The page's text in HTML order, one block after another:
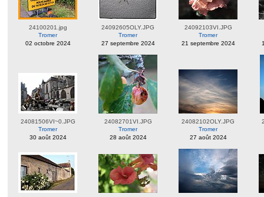
24100201.jpg
Tromer
02 octobre 2024
24092605OLY.JPG
Tromer
27 septembre 2024
24092103VI.JPG
Tromer
21 septembre 2024
24081506VI~0.JPG
Tromer
30 août 2024
24082701VI.JPG
Tromer
28 août 2024
24082102OLY.JPG
Tromer
27 août 2024